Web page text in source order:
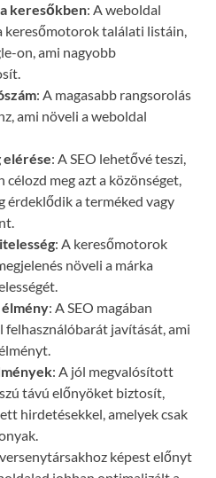
keresőkben: A weboldal
keresőmotorok találati listáin,
on, ami nagyobb
: A magasabb rangsorolás
ami növeli a weboldal
elérése: A SEO lehetővé teszi,
meg azt a közönséget,
érdeklődik a terméked vagy
: A keresőmotorok
növeli a márka
: A SEO magában
felhasználóbarát javítását, ami
: A jól megvalósított
távú előnyöket biztosít,
hirdetésekkel, amelyek csak
képest előnyt